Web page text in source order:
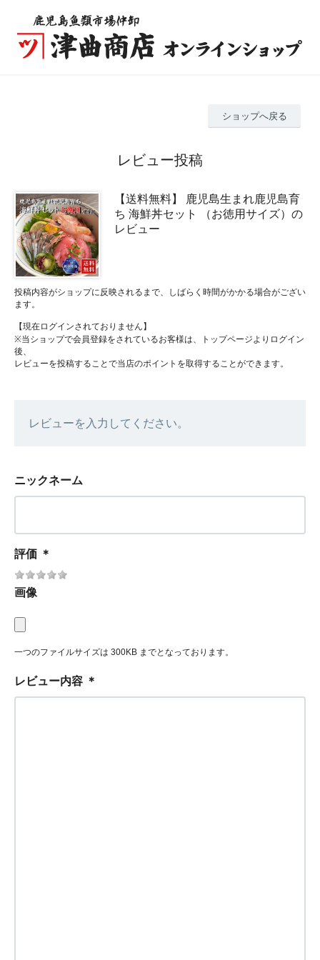
ショップへ戻る
レビュー投稿
【送料無料】 鹿児島生まれ鹿児島育
ち 海鮮丼セット （お徳用サイズ）の
レビュー
投稿内容がショップに反映されるまで、しばらく時間がかかる場合がござい
ます。
【現在ログインされておりません】
※当ショップで会員登録をされているお客様は、トップページよりログイン
後、
レビューを投稿することで当店のポイントを取得することができます。
レビューを入力してください。
ニックネーム
評価 ＊
画像
一つのファイルサイズは 300KB までとなっております。
レビュー内容 ＊